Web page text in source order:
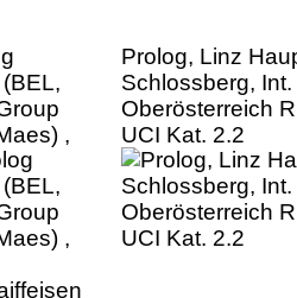
,
Prolog, Linz
Schlossberg,
Oberösterreich
UCI Kat. 2.2